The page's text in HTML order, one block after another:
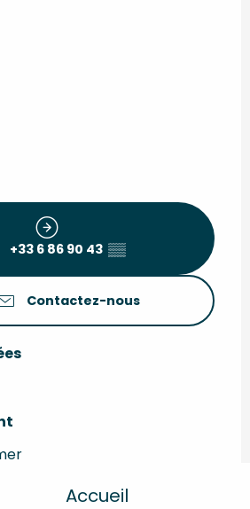
Accueil
+33 6 86 90 43 ▒▒
Contactez-nous